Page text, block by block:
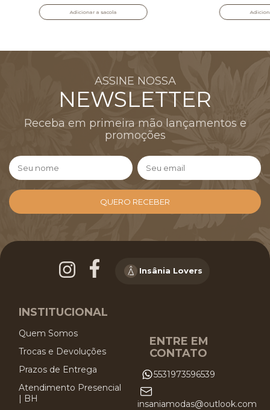
Adicionar a sacola
ASSINE NOSSA
NEWSLETTER
Receba em primeira mão lançamentos e
promoções
Insânia Lovers
INSTITUCIONAL
Quem Somos
Trocas e Devoluções
Prazos de Entrega
Atendimento Presencial
| BH
ENTRE EM
CONTATO
5531973596539
insaniamodas@outlook.com